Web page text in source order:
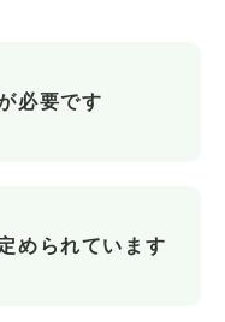
必要です
められています